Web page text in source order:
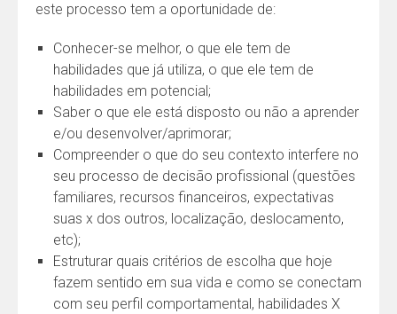
este processo tem a oportunidade de:
Conhecer-se melhor, o que ele tem de
habilidades que já utiliza, o que ele tem de
habilidades em potencial;
Saber o que ele está disposto ou não a aprender
e/ou desenvolver/aprimorar;
Compreender o que do seu contexto interfere no
seu processo de decisão profissional (questões
familiares, recursos financeiros, expectativas
suas x dos outros, localização, deslocamento,
etc);
Estruturar quais critérios de escolha que hoje
fazem sentido em sua vida e como se conectam
com seu perfil comportamental, habilidades X